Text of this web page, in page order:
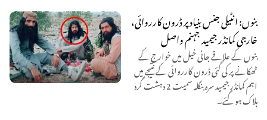
بنوں: انٹیلی جنس بنیاد پر ڈرون کارروائی،
خارجی کمانڈر جیمید جہنم واصل
بنوں کے علاقے جانی خیل میں خوارج کے
ٹھکانے پر کی گئی ڈرون کارروائی کے نتیجے میں
اہم کمانڈر جیمید سرہ بنگلہ سمیت 2 دہشت گرد
ہلاک ہو گئے۔